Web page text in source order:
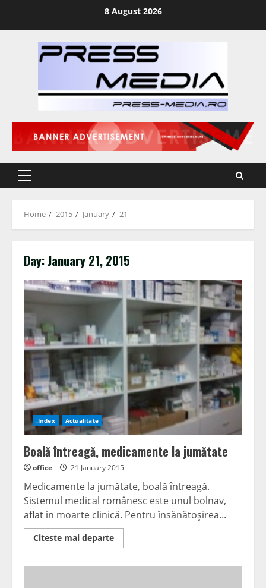
8 August 2026
Primary
Home 2015 January 21
Day: January 21, 2015
.Index Actualitate
Boală întreagă, medicamente la jumătate
office 21 January 2015
Medicamente la jumătate, boală întreagă.
Sistemul medical românesc este unul bolnav,
aflat în moarte clinică. Pentru însănătoşirea...
Citeste mai departeRead
more